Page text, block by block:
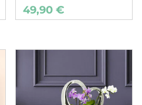
49,90 €